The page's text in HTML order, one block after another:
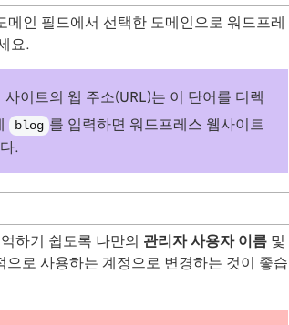
인 필드에서 선택한 도메인으로 워드프레
요.
이트의 웹 주소(URL)는 이 단어를 디렉
blog 를 입력하면 워드프레스 웹사이트
.
하기 쉽도록 나만의 관리자 사용자 이름 및
으로 사용하는 계정으로 변경하는 것이 좋습